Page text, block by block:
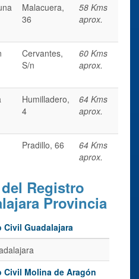
Malacuera,
36
58 Kms
aprox.
Cervantes,
S/n
60 Kms
aprox.
Humilladero,
4
64 Kms
aprox.
Pradillo, 66
64 Kms
aprox.
Registro
Provincia
Civil Guadalajara
Civil Molina de Aragón